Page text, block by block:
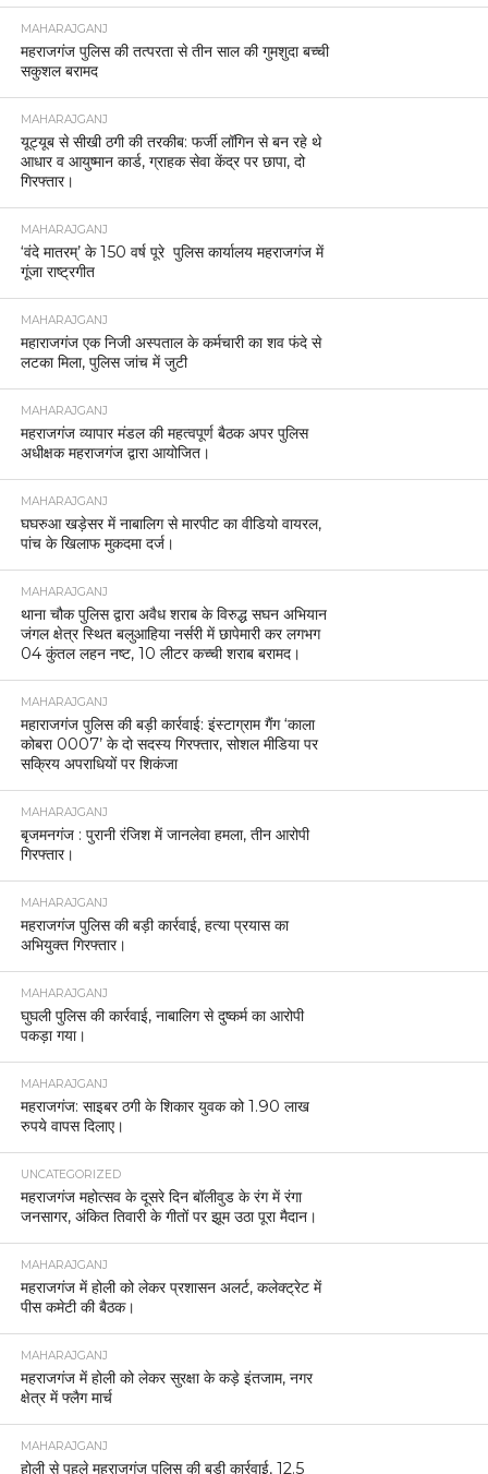
MAHARAJGANJ
महराजगंज पुलिस की तत्परता से तीन साल की गुमशुदा बच्ची
सकुशल बरामद
MAHARAJGANJ
यूट्यूब से सीखी ठगी की तरकीब: फर्जी लॉगिन से बन रहे थे
आधार व आयुष्मान कार्ड, ग्राहक सेवा केंद्र पर छापा, दो
गिरफ्तार।
MAHARAJGANJ
‘वंदे मातरम्’ के 150 वर्ष पूरे पुलिस कार्यालय महराजगंज में
गूंजा राष्ट्रगीत
MAHARAJGANJ
महाराजगंज एक निजी अस्पताल के कर्मचारी का शव फंदे से
लटका मिला, पुलिस जांच में जुटी
MAHARAJGANJ
महराजगंज व्यापार मंडल की महत्वपूर्ण बैठक अपर पुलिस
अधीक्षक महराजगंज द्वारा आयोजित।
MAHARAJGANJ
घघरुआ खड़ेसर में नाबालिग से मारपीट का वीडियो वायरल,
पांच के खिलाफ मुकदमा दर्ज।
MAHARAJGANJ
थाना चौक पुलिस द्वारा अवैध शराब के विरुद्ध सघन अभियान
जंगल क्षेत्र स्थित बलुआहिया नर्सरी में छापेमारी कर लगभग
04 कुंतल लहन नष्ट, 10 लीटर कच्ची शराब बरामद।
MAHARAJGANJ
महाराजगंज पुलिस की बड़ी कार्रवाई: इंस्टाग्राम गैंग ‘काला
कोबरा 0007’ के दो सदस्य गिरफ्तार, सोशल मीडिया पर
सक्रिय अपराधियों पर शिकंजा
MAHARAJGANJ
बृजमनगंज : पुरानी रंजिश में जानलेवा हमला, तीन आरोपी
गिरफ्तार।
MAHARAJGANJ
महराजगंज पुलिस की बड़ी कार्रवाई, हत्या प्रयास का
अभियुक्त गिरफ्तार।
MAHARAJGANJ
घुघली पुलिस की कार्रवाई, नाबालिग से दुष्कर्म का आरोपी
पकड़ा गया।
MAHARAJGANJ
महराजगंज: साइबर ठगी के शिकार युवक को 1.90 लाख
रुपये वापस दिलाए।
UNCATEGORIZED
महराजगंज महोत्सव के दूसरे दिन बॉलीवुड के रंग में रंगा
जनसागर, अंकित तिवारी के गीतों पर झूम उठा पूरा मैदान।
MAHARAJGANJ
महराजगंज में होली को लेकर प्रशासन अलर्ट, कलेक्ट्रेट में
पीस कमेटी की बैठक।
MAHARAJGANJ
महराजगंज में होली को लेकर सुरक्षा के कड़े इंतजाम, नगर
क्षेत्र में फ्लैग मार्च
MAHARAJGANJ
होली से पहले महराजगंज पुलिस की बड़ी कार्रवाई, 12.5